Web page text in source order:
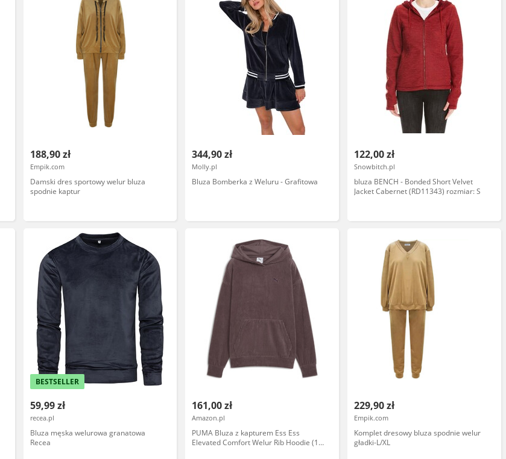
188,90 zł
Empik.com
Damski dres sportowy welur bluza
spodnie kaptur
344,90 zł
Molly.pl
Bluza Bomberka z Weluru - Grafitowa
122,00 zł
Snowbitch.pl
bluza BENCH - Bonded Short Velvet
Jacket Cabernet (RD11343) rozmiar: S
BESTSELLER
59,99 zł
recea.pl
Bluza męska welurowa granatowa
Recea
161,00 zł
Amazon.pl
PUMA Bluza z kapturem Ess Ess
Elevated Comfort Welur Rib Hoodie (1
229,90 zł
Empik.com
Komplet dresowy bluza spodnie welur
gładki-L/XL